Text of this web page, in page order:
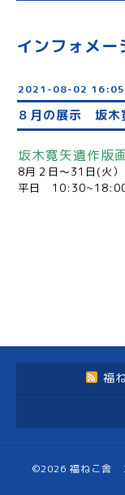
インフォメー
2021-08-02
８月の展示 坂木
坂木寛矢遺作版
8月２日〜31日(火
平日
福
©2026 福ねこ舎